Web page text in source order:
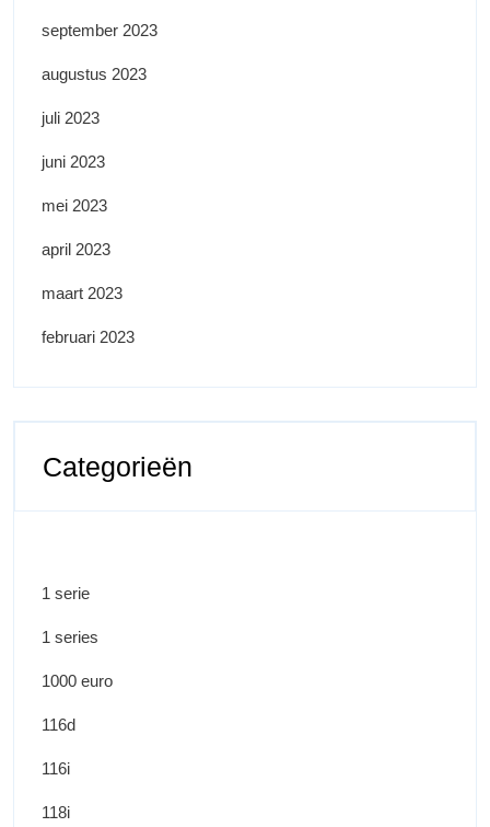
september 2023
augustus 2023
juli 2023
juni 2023
mei 2023
april 2023
maart 2023
februari 2023
Categorieën
1 serie
1 series
1000 euro
116d
116i
118i